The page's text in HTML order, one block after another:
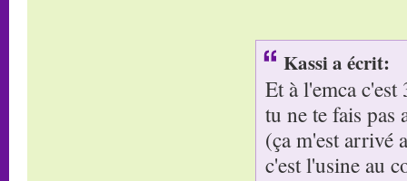
Kassi a écrit:
Et à l'emca
tu ne te fais pas
(ça m'est arrivé
c'est l'usine au